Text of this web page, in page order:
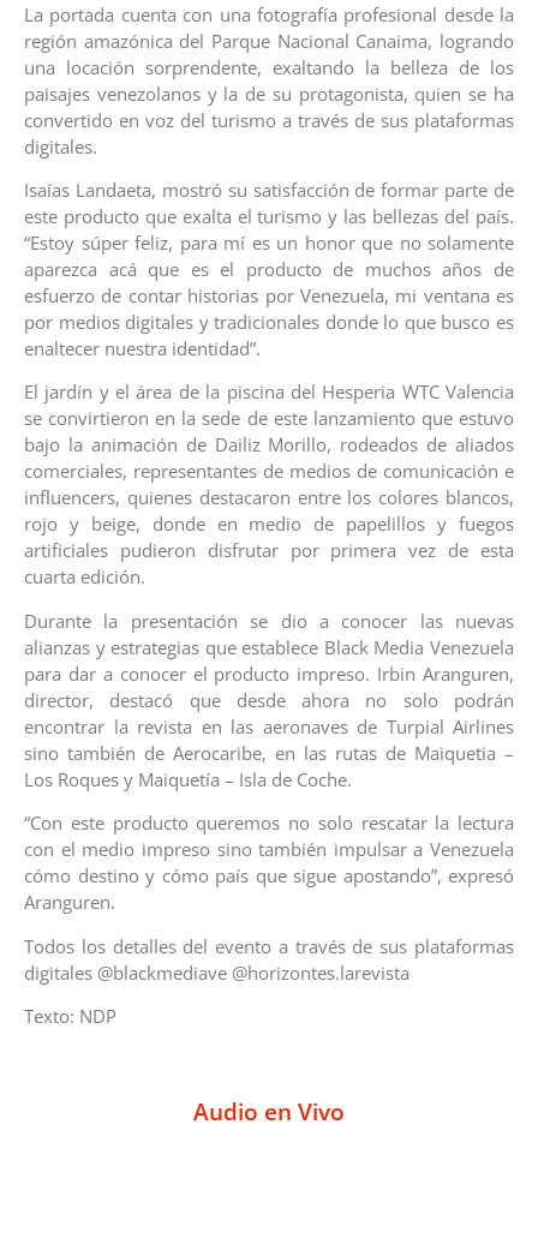
La portada cuenta con una fotografía profesional desde la
región amazónica del Parque Nacional Canaima, logrando
una locación sorprendente, exaltando la belleza de los
paisajes venezolanos y la de su protagonista, quien se ha
convertido en voz del turismo a través de sus plataformas
digitales.
Isaías Landaeta, mostró su satisfacción de formar parte de
este producto que exalta el turismo y las bellezas del país.
“Estoy súper feliz, para mí es un honor que no solamente
aparezca acá que es el producto de muchos años de
esfuerzo de contar historias por Venezuela, mi ventana es
por medios digitales y tradicionales donde lo que busco es
enaltecer nuestra identidad”.
El jardín y el área de la piscina del Hesperia WTC Valencia
se convirtieron en la sede de este lanzamiento que estuvo
bajo la animación de Dailiz Morillo, rodeados de aliados
comerciales, representantes de medios de comunicación e
influencers, quienes destacaron entre los colores blancos,
rojo y beige, donde en medio de papelillos y fuegos
artificiales pudieron disfrutar por primera vez de esta
cuarta edición.
Durante la presentación se dio a conocer las nuevas
alianzas y estrategias que establece Black Media Venezuela
para dar a conocer el producto impreso. Irbin Aranguren,
director, destacó que desde ahora no solo podrán
encontrar la revista en las aeronaves de Turpial Airlines
sino también de Aerocaribe, en las rutas de Maiquetia –
Los Roques y Maiquetía – Isla de Coche.
“Con este producto queremos no solo rescatar la lectura
con el medio impreso sino también impulsar a Venezuela
cómo destino y cómo país que sigue apostando”, expresó
Aranguren.
Todos los detalles del evento a través de sus plataformas
digitales @blackmediave @horizontes.larevista
Texto: NDP
Audio en Vivo